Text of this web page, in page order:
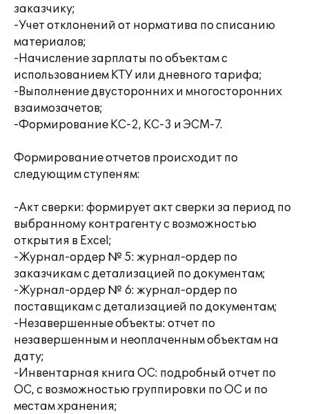
заказчику;
-Учет отклонений от норматива по списанию
материалов;
-Начисление зарплаты по объектам с
использованием КТУ или дневного тарифа;
-Выполнение двусторонних и многосторонних
взаимозачетов;
-Формирование КС-2, КС-3 и ЭСМ-7.
Формирование отчетов происходит по
следующим ступеням:
-Акт сверки: формирует акт сверки за период по
выбранному контрагенту с возможностью
открытия в Excel;
-Журнал-ордер № 5: журнал-ордер по
заказчикам с детализацией по документам;
-Журнал-ордер № 6: журнал-ордер по
поставщикам с детализацией по документам;
-Незавершенные объекты: отчет по
незавершенным и неоплаченным объектам на
дату;
-Инвентарная книга ОС: подробный отчет по
ОС, с возможностью группировки по ОС и по
местам хранения;